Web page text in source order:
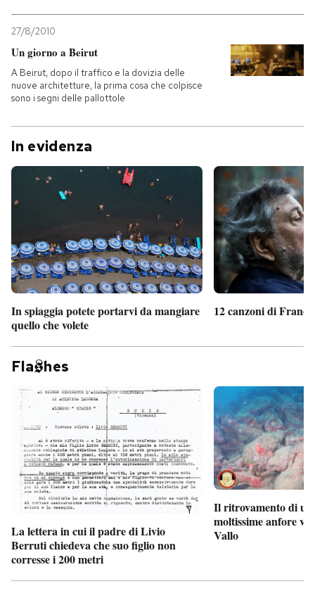
27/8/2010
Un giorno a Beirut
A Beirut, dopo il traffico e la dovizia delle
nuove architetture, la prima cosa che colpisce
sono i segni delle pallottole
In evidenza
In spiaggia potete portarvi da mangiare
quello che volete
12 canzoni di
Fla hes
La lettera in cui il padre di Livio
Berruti chiedeva che suo figlio non
corresse i 200 metri
Il ritrovamento di
moltissime anfore
Vallo